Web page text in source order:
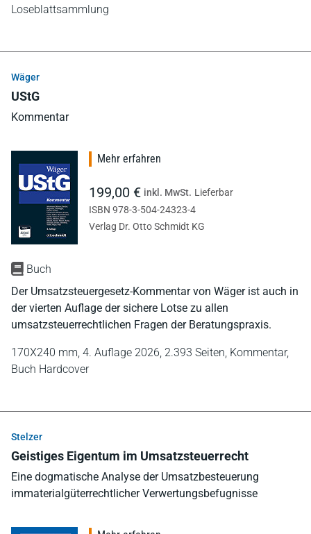
Loseblattsammlung
Wäger
UStG
Kommentar
Buch
Der Umsatzsteuergesetz-Kommentar von Wäger ist auch in
der vierten Auflage der sichere Lotse zu allen
umsatzsteuerrechtlichen Fragen der Beratungspraxis.
170X240 mm, 4. Auflage 2026, 2.393 Seiten, Kommentar,
Buch Hardcover
Mehr erfahren
199,00 € inkl. MwSt. Lieferbar
ISBN 978-3-504-24323-4
Verlag Dr. Otto Schmidt KG
Stelzer
Geistiges Eigentum im Umsatzsteuerrecht
Eine dogmatische Analyse der Umsatzbesteuerung
immaterialgüterrechtlicher Verwertungsbefugnisse